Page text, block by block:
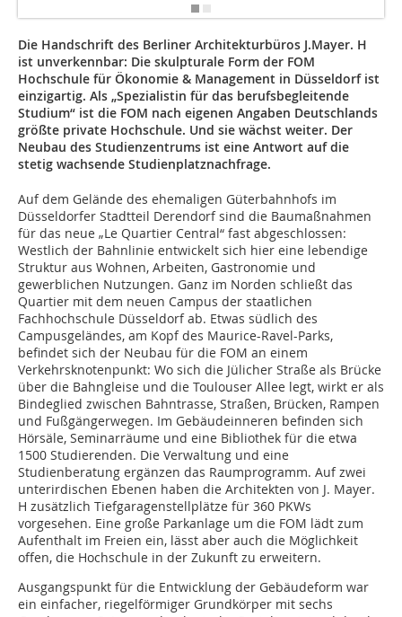
Die Handschrift des Berliner Architekturbüros J.Mayer. H
ist unverkennbar: Die skulpturale Form der FOM
Hochschule für Ökonomie & Management in Düsseldorf ist
einzigartig. Als „Spezialistin für das berufsbegleitende
Studium“ ist die FOM nach eigenen Angaben Deutschlands
größte private Hochschule. Und sie wächst weiter. Der
Neubau des Studienzentrums ist eine Antwort auf die
stetig wachsende Studienplatznachfrage.
Auf dem Gelände des ehemaligen Güterbahnhofs im
Düsseldorfer Stadtteil Derendorf sind die Baumaßnahmen
für das neue „Le Quartier Central“ fast abgeschlossen:
Westlich der Bahnlinie entwickelt sich hier eine lebendige
Struktur aus Wohnen, Arbeiten, Gastronomie und
gewerblichen Nutzungen. Ganz im Norden schließt das
Quartier mit dem neuen Campus der staatlichen
Fachhochschule Düsseldorf ab. Etwas südlich des
Campusgeländes, am Kopf des Maurice-Ravel-Parks,
befindet sich der Neubau für die FOM an einem
Verkehrsknotenpunkt: Wo sich die Jülicher Straße als Brücke
über die Bahngleise und die Toulouser Allee legt, wirkt er als
Bindeglied zwischen Bahntrasse, Straßen, Brücken, Rampen
und Fußgängerwegen. Im Gebäudeinneren befinden sich
Hörsäle, Seminarräume und eine Bibliothek für die etwa
1500 Studierenden. Die Verwaltung und eine
Studienberatung ergänzen das Raumprogramm. Auf zwei
unterirdischen Ebenen haben die Architekten von J. Mayer.
H zusätzlich Tiefgaragenstellplätze für 360 PKWs
vorgesehen. Eine große Parkanlage um die FOM lädt zum
Aufenthalt im Freien ein, lässt aber auch die Möglichkeit
offen, die Hochschule in der Zukunft zu erweitern.
Ausgangspunkt für die Entwicklung der Gebäudeform war
ein einfacher, riegelförmiger Grundkörper mit sechs